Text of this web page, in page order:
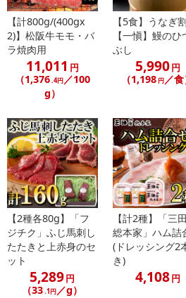
【配送日時の指定について】
※配送日時の指定が可能な商品の場合
配送日、配送時間が異なる可能性がご
カート機能をご利用の場合は、配送日
ん。
休業日
【計800g/(400gx
2)】松阪牛モモ・バ
ラ焼肉用
11,011 円
（1,376.4円／100
g）
【5食】うなぎ
【一愼】鰻のひ
ぶし
5,990円
（1,198 円 ／食
【2種各80g】「フ
ジチク」ふじ馬刺し
たたきと上赤身のセ
ット
5,289円
（33.1円／g）
【計2種】「三
総本家」ハム詰
(ドレッシング2
き)
4,108円